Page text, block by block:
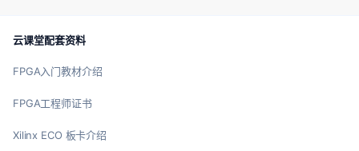
云课堂配套资料
FPGA入门教材介绍
FPGA工程师证书
Xilinx ECO 板卡介绍